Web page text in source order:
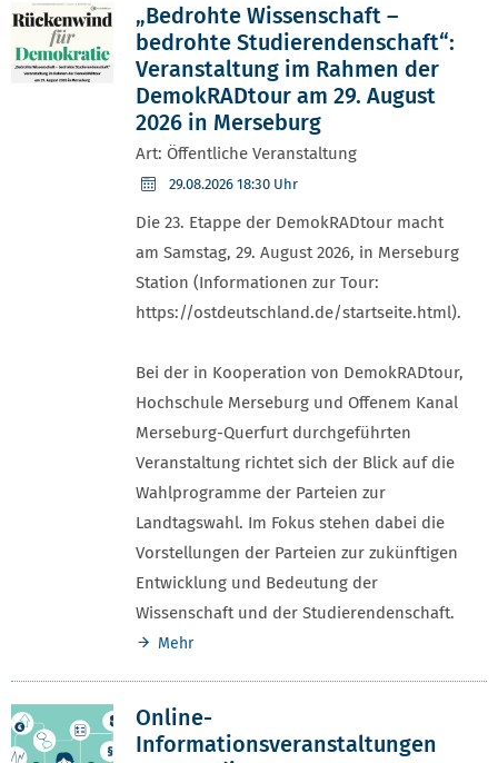
„Bedrohte Wissenschaft –
bedrohte Studierendenschaft“:
Veranstaltung im Rahmen der
DemokRADtour am 29. August
2026 in Merseburg
Art: Öffentliche Veranstaltung
29.08.2026 18:30 Uhr
Die 23. Etappe der DemokRADtour macht
am Samstag, 29. August 2026, in Merseburg
Station (Informationen zur Tour:
https://ostdeutschland.de/startseite.html).
Bei der in Kooperation von DemokRADtour,
Hochschule Merseburg und Offenem Kanal
Merseburg-Querfurt durchgeführten
Veranstaltung richtet sich der Blick auf die
Wahlprogramme der Parteien zur
Landtagswahl. Im Fokus stehen dabei die
Vorstellungen der Parteien zur zukünftigen
Entwicklung und Bedeutung der
Wissenschaft und der Studierendenschaft.
Mehr
Online-
Informationsveranstaltungen